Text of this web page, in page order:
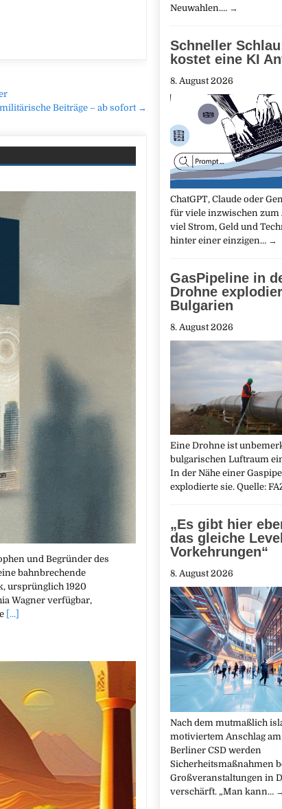
Beiträge – ab sofort →
und Begründer des
bahnbrechende
ursprünglich 1920
Wagner verfügbar,
[...]
Neuwahlen.… →
Schneller
kostet eine KI
8. August 2026
ChatGPT, Claude oder
für viele inzwischen zum
viel Strom, Geld und
hinter einer einzigen… →
GasPipeline in
Drohne
Bulgarien
8. August 2026
Eine Drohne ist
bulgarischen Luftraum
In der Nähe einer
explodierte sie. Quelle:
„Es gibt hier
das gleiche
Vorkehrungen“
8. August 2026
Nach dem mutmaßlich
motiviertem Anschlag am
Berliner CSD werden
Sicherheitsmaßnahmen
Großveranstaltungen in
verschärft. „Man kann…